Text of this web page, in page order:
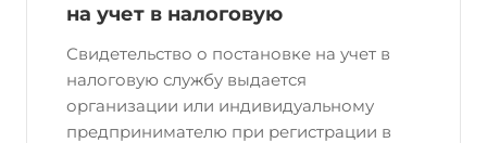
на учет в налоговую
Свидетельство о постановке на учет в
налоговую службу выдается
организации или индивидуальному
предпринимателю при регистрации в